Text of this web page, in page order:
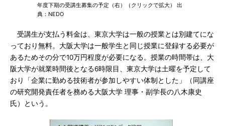
年度下期の受講生募集の予定（右）（クリックで拡大） 出
典：NEDO
受講生が支払う料金は、東京大学は一般の授業とは別建てにな
っており無料。大阪大学は一般学生と同じ授業に登録する必要が
あるためその分で10万円程度が必要になる。授業の時間帯は、大
阪大学が就業時間後となる6時限目、東京大学は土曜を予定して
おり「企業に勤める技術者が参加しやすい体制とした」（同講座
の研究開発責任者を務める大阪大学 理事・副学長の八木康史
氏）という。